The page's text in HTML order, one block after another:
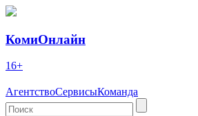
КомиОнлайн
16+
АгентствоСервисыКоманда